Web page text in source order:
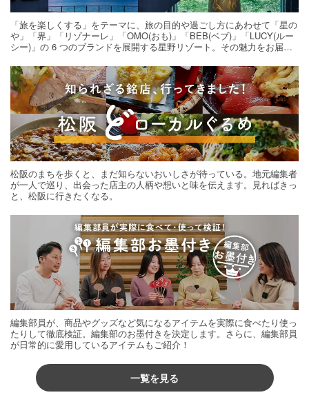
「旅を楽しくする」をテーマに、旅の目的や過ごし方にあわせて「星の
や」「界」「リゾナーレ」「OMO(おも)」「BEB(ベブ)」「LUCY(ルー
シー)」の 6 つのブランドを展開する星野リゾート。その魅力をお届け
松阪のまちを歩くと、まだ知らないおいしさが待っている。地元編集者
が一人で巡り、出会った店主の人柄や想いと味を伝えます。見ればきっ
と、松阪に行きたくなる。
編集部員が、商品やグッズなど気になるアイテムを実際に食べたり使っ
たりして徹底検証。編集部のお墨付きを決定します。さらに、編集部員
が日常的に愛用しているアイテムもご紹介！
一覧を見る